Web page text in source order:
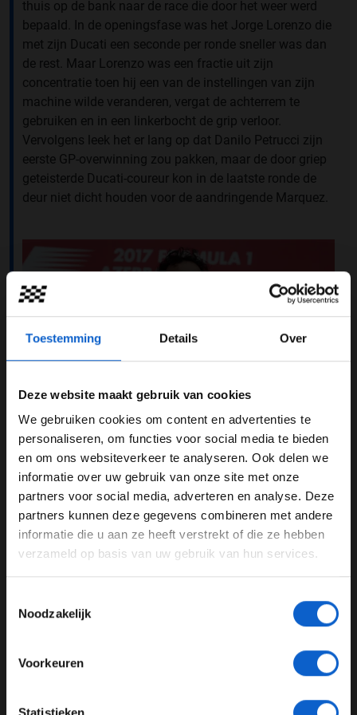
Toestemming Details Over
Deze website maakt gebruik van cookies
We gebruiken cookies om content en advertenties te
personaliseren, om functies voor social media te bieden
en om ons websiteverkeer te analyseren. Ook delen we
informatie over uw gebruik van onze site met onze
partners voor social media, adverteren en analyse. Deze
partners kunnen deze gegevens combineren met andere
informatie die u aan ze heeft verstrekt of die ze hebben
verzameld op basis van uw gebruik van hun services.
Noodzakelijk
Voorkeuren
Statistieken
thuis op de bank naar de race die door het weer werd
bepaald. In de openingsfase was het Jorge Lorenzo die
met zijn Ducati een seconde per ronde sneller was dan
de rest. Maar Lorenzo was een fractie uit zijn
concentratie toen hij een van de instellingen van zijn
machine wilde veranderen, vergat de achterrem te
gebruiken en in een linkerbocht de grip verloor.
Vervolgens leek het er lang op dat Danilo Petrucci zijn
eerste GP-overwinning zou pakken, maar de door griep
geteisterde Ducati-coureur kon in de laatste ronde de
deur niet dicht houden voor de aandringende Marquez.
(c) Red Bull Content Pool
Marquez had getwijfeld of hij een aanval op Petrucci
zou inzetten, wetend dat het een risico was waarmee hij
alles kon vergooien. “Ik was sneller dan Danilo, maar ik
hield me in omdat ik het te gevaarlijk vond. Na mijn
misser in Silverstone kon ik me niet nog een DNF
punten
WELKOM BIJ GRAND PRIX RADIO
Ben je 24 jaar of ouder?
Pas je advertentie instellingen aan en klik hieronder om
door te gaan naar de website!
Advertentie instellingen